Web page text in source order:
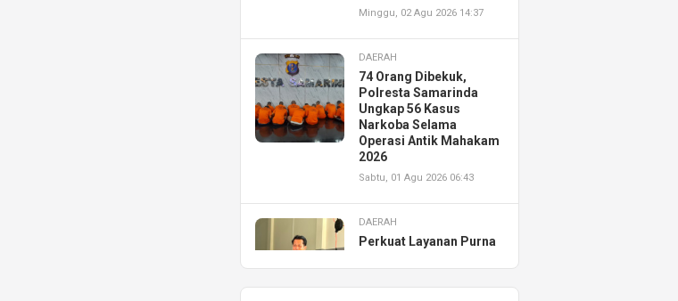
Minggu, 02 Agu 2026 14:37
DAERAH
74 Orang Dibekuk,
Polresta Samarinda
Ungkap 56 Kasus
Narkoba Selama
Operasi Antik Mahakam
2026
Sabtu, 01 Agu 2026 06:43
DAERAH
Perkuat Layanan Purna
Resmikan AHASS